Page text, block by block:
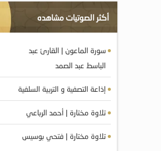
أكثر الصوتيات مشاهده
سورة الماعون | القارئ عبد
الباسط عبد الصمد
إذاعة التصفية و التربية السلفية
تلاوة مختارة | أحمد الرباعي
تلاوة مختارة | فتحي بوسيس